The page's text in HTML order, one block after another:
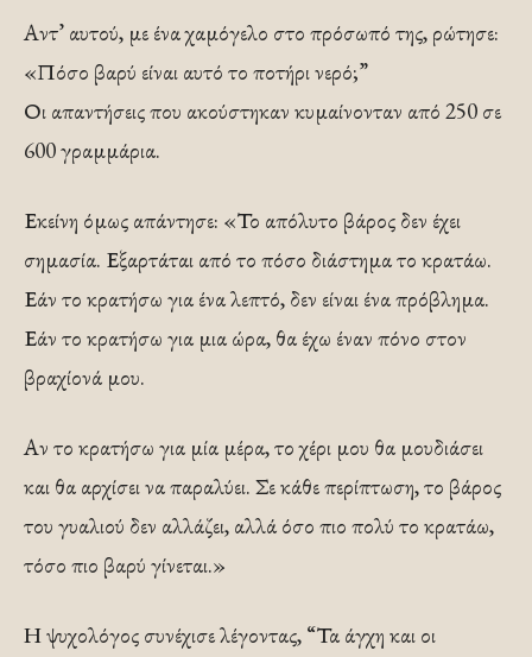
Αντ’ αυτού, με ένα χαμόγελο στο πρόσωπό της, ρώτησε:
«Πόσο βαρύ είναι αυτό το ποτήρι νερό;”
Οι απαντήσεις που ακούστηκαν κυμαίνονταν από 250 σε
600 γραμμάρια.
Εκείνη όμως απάντησε: «Το απόλυτο βάρος δεν έχει
σημασία. Εξαρτάται από το πόσο διάστημα το κρατάω.
Εάν το κρατήσω για ένα λεπτό, δεν είναι ένα πρόβλημα.
Εάν το κρατήσω για μια ώρα, θα έχω έναν πόνο στον
βραχίονά μου.
Αν το κρατήσω για μία μέρα, το χέρι μου θα μουδιάσει
και θα αρχίσει να παραλύει. Σε κάθε περίπτωση, το βάρος
του γυαλιού δεν αλλάζει, αλλά όσο πιο πολύ το κρατάω,
τόσο πιο βαρύ γίνεται.»
Η ψυχολόγος συνέχισε λέγοντας, “Τα άγχη και οι